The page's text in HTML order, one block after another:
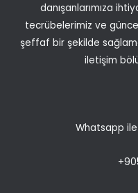
danışanlarımıza
tecrübelerimiz ve
şeffaf bir şekilde
iletişim
Whatsapp ile